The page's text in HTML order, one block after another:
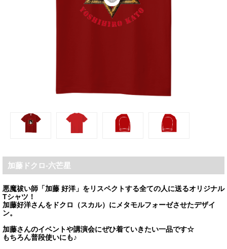
加藤ドクロ-六芒星
悪魔祓い師「加藤 好洋」をリスペクトする全ての人に送るオリジナル
Tシャツ！
加藤好洋さんをドクロ（スカル）にメタモルフォーゼさせたデザイ
ン。
加藤さんのイベントや講演会にぜひ着ていきたい一品です☆
もちろん普段使いにも♪